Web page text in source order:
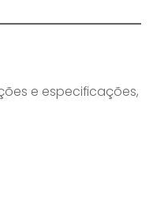
e especificações,